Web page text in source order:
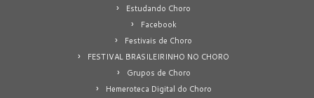
Estudando Choro
Facebook
Festivais de Choro
FESTIVAL BRASILEIRINHO NO CHORO
Grupos de Choro
Hemeroteca Digital do Choro